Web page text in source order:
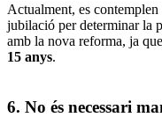
Actualment, es contemplen
jubilació per determinar la
amb la nova reforma, ja
15 anys.
6. No és necessari